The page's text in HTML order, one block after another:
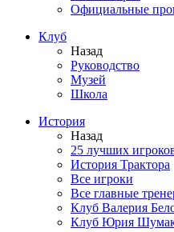
Официальные
Клуб
Назад
Руководство
Музей
Школа
История
Назад
25 лучших
История Трактора
Все игроки
Все главные
Клуб Валерия
Клуб Юрия